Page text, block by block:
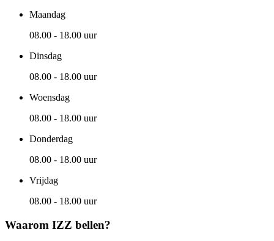
Maandag
08.00 - 18.00 uur
Dinsdag
08.00 - 18.00 uur
Woensdag
08.00 - 18.00 uur
Donderdag
08.00 - 18.00 uur
Vrijdag
08.00 - 18.00 uur
Waarom IZZ bellen?